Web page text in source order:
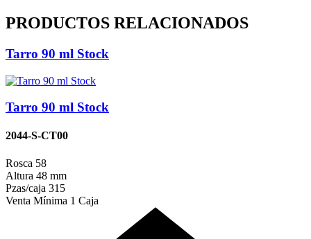
PRODUCTOS RELACIONADOS
Tarro 90 ml Stock
Tarro 90 ml Stock
2044-S-CT00
Rosca 58
Altura 48 mm
Pzas/caja 315
Venta Mínima 1 Caja